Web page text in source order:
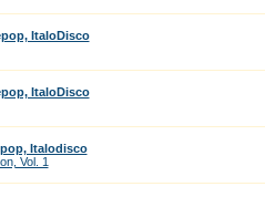
ItaloDisco
ItaloDisco
Italodisco
Vol. 1